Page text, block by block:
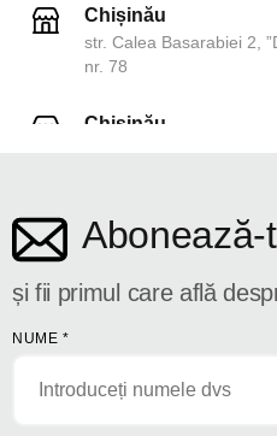
Chișinău
str. Calea Basarabiei 2,
nr. 78
Chișinău
Abonează-
și fii primul care află
NUME *